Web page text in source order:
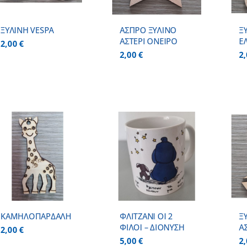
ΞΥΛΙΝΗ VESPA
2,00€
ΑΣΠΡΟ ΞΥΛΙΝΟ
ΑΣΤΕΡΙ ΟΝΕΙΡΟ
2,00€
ΚΑΜΗΛΟΠΑΡΔΑΛΗ
2,00€
ΠΡΟΣΘΗΚΗ ΣΤΟ
ΚΑΛΑΘΙ
ΛΕΠΤΟΜΕΡΕΙΕΣ
ΦΛΙΤΖΑΝΙ ΟΙ 2
ΦΙΛΟΙ – ΔΙΟΝΥΣΗ
5,00€
ΠΡΟΣΘΗΚΗ ΣΤΟ
ΚΑΛΑΘΙ
ΛΕΠΤΟΜΕΡΕΙΕΣ